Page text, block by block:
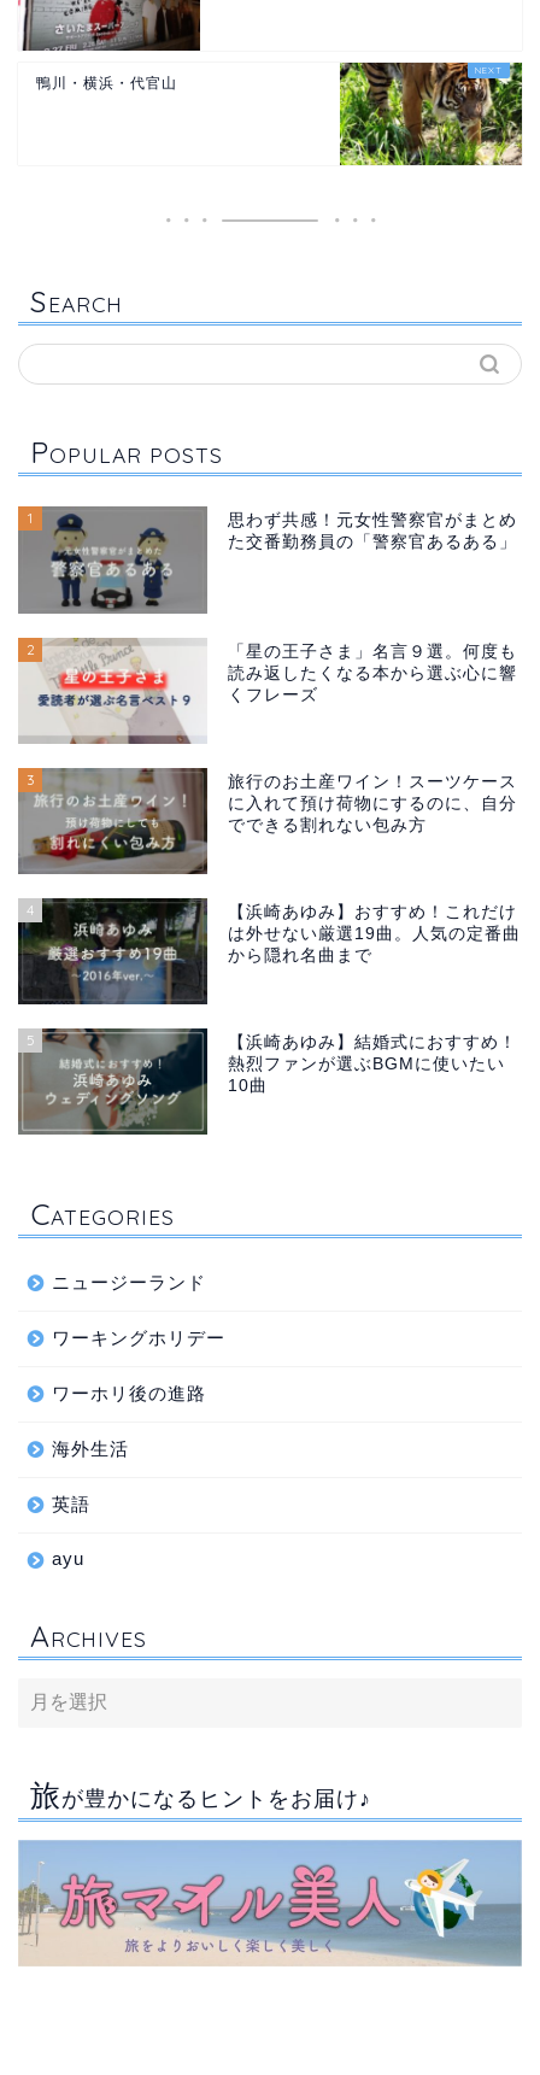
鴨川・横浜・代官山
SEARCH
POPULAR POSTS
1
思わず共感！元女性警察官がまとめ
た交番勤務員の「警察官あるある」
2
「星の王子さま」名言９選。何度も
読み返したくなる本から選ぶ心に響
くフレーズ
3
旅行のお土産ワイン！スーツケース
に入れて預け荷物にするのに、自分
でできる割れない包み方
4
【浜崎あゆみ】おすすめ！これだけ
は外せない厳選19曲。人気の定番曲
から隠れ名曲まで
5
【浜崎あゆみ】結婚式におすすめ！
熱烈ファンが選ぶBGMに使いたい
10曲
CATEGORIES
ニュージーランド
ワーキングホリデー
ワーホリ後の進路
海外生活
英語
ayu
ARCHIVES
旅が豊かになるヒントをお届け♪